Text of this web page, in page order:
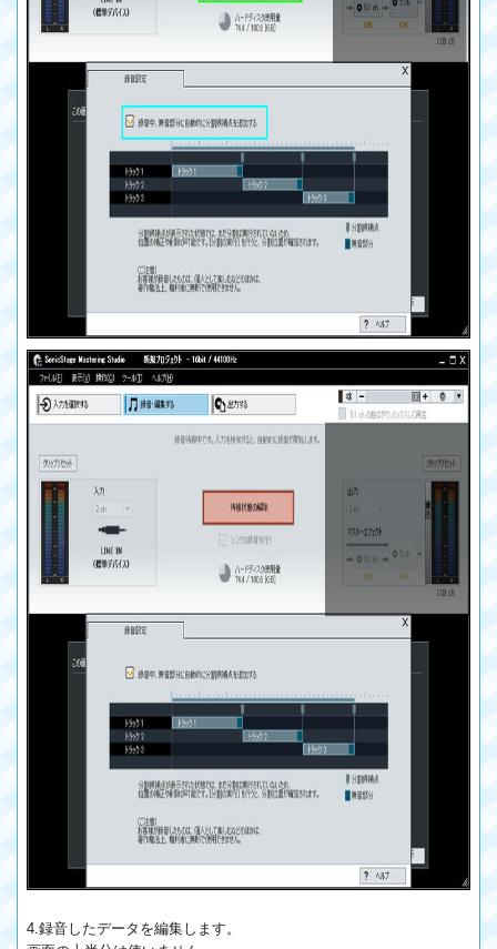
4.録音したデータを編集します。